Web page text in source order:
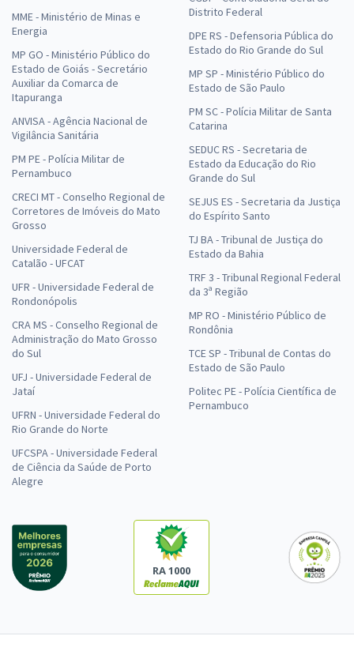
MME - Ministério de Minas e
Energia
MP GO - Ministério Público do
Estado de Goiás - Secretário
Auxiliar da Comarca de
Itapuranga
ANVISA - Agência Nacional de
Vigilância Sanitária
PM PE - Polícia Militar de
Pernambuco
CRECI MT - Conselho Regional de
Corretores de Imóveis do Mato
Grosso
Universidade Federal de
Catalão - UFCAT
UFR - Universidade Federal de
Rondonópolis
CRA MS - Conselho Regional de
Administração do Mato Grosso
do Sul
UFJ - Universidade Federal de
Jataí
UFRN - Universidade Federal do
Rio Grande do Norte
UFCSPA - Universidade Federal
de Ciência da Saúde de Porto
Alegre
Distrito Federal
DPE RS - Defensoria Pública do
Estado do Rio Grande do Sul
MP SP - Ministério Público do
Estado de São Paulo
PM SC - Polícia Militar de Santa
Catarina
SEDUC RS - Secretaria de
Estado da Educação do Rio
Grande do Sul
SEJUS ES - Secretaria da Justiça
do Espírito Santo
TJ BA - Tribunal de Justiça do
Estado da Bahia
TRF 3 - Tribunal Regional Federal
da 3ª Região
MP RO - Ministério Público de
Rondônia
TCE SP - Tribunal de Contas do
Estado de São Paulo
Politec PE - Polícia Científica de
Pernambuco
RA 1000